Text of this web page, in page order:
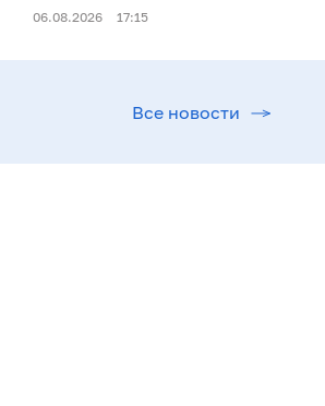
06.08.2026 17:15
Все новости